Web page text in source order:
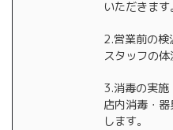
いただきます。
2.営業前の検
スタッフの体
3.消毒の実施
店内消毒・
します。